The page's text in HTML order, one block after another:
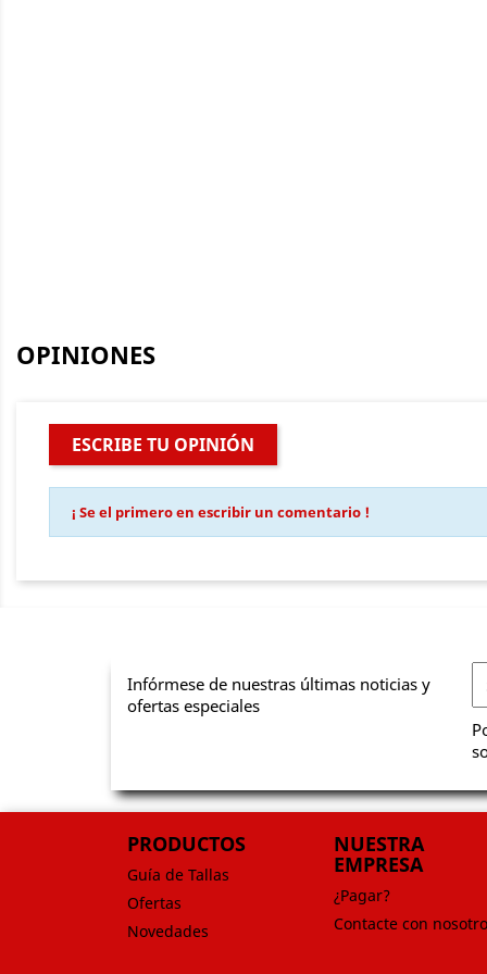
OPINIONES
ESCRIBE TU OPINIÓN
¡ Se el primero en escribir un comentario !
Infórmese de nuestras últimas noticias y
ofertas especiales
PRODUCTOS
Guía de Tallas
Ofertas
Novedades
NUESTRA
EMPRESA
¿Pagar?
Contacte con